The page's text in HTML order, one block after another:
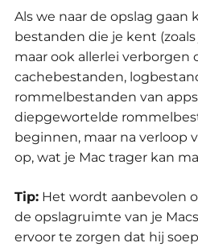
Als we naar de opslag gaan
bestanden die je kent
maar ook allerlei verborgen
cachebestanden,
rommelbestanden van
diepgewortelde
beginnen, maar na verloop
op, wat je Mac trager kan
Tip: Het wordt aanbevolen
de opslagruimte van je
ervoor te zorgen dat hij